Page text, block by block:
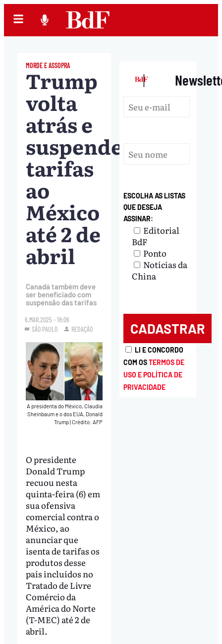
MORDE E ASSOPRA
Trump
volta
atrás e
suspende
tarifas
ao
México
até 2 de
abril
Canadá também deve
ser beneficiado com
suspensão das tarifas
6.MAR.2025 - 18:06
SÃO PAULO
REDAÇÃO
A presidenta do México, Claudia
Sheinbaum e o dos EUA, Donald
Trump|Crédito: AFP
O presidente
Donald Trump
recuou nesta
quinta-feira (6) em
sua ofensiva
comercial contra o
México, ao
anunciar que
isenta de tarifas os
produtos desse
país incluídos no
Tratado de Livre
Comércio da
América do Norte
(T-MEC) até 2 de
abril.
|
ESCOLHA AS LISTAS
QUE DESEJA
ASSINAR:
Editorial
BdF
Ponto
Notícias da
China
LI E CONCORDO
COM OSTERMOS DE
USO E POLÍTICA DE
PRIVACIDADE